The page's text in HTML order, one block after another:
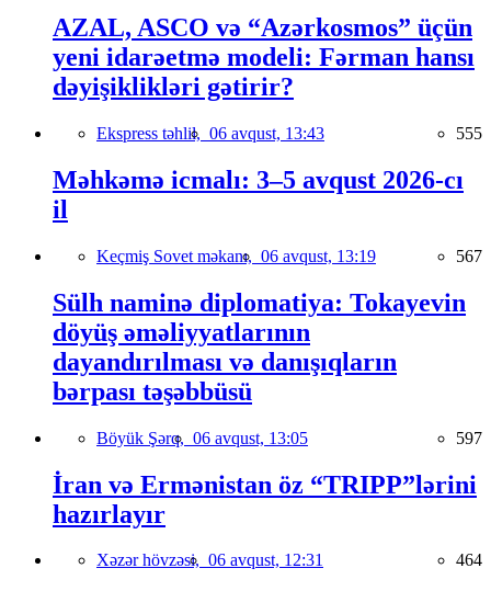
AZAL, ASCO və “Azərkosmos” üçün
yeni idarəetmə modeli: Fərman hansı
dəyişiklikləri gətirir?
Ekspress təhlil, 06 avqust, 13:43 555
Məhkəmə icmalı: 3–5 avqust 2026-cı
il
Keçmiş Sovet məkanı, 06 avqust, 13:19 567
Sülh naminə diplomatiya: Tokayevin
döyüş əməliyyatlarının
dayandırılması və danışıqların
bərpası təşəbbüsü
Böyük Şərq, 06 avqust, 13:05 597
İran və Ermənistan öz “TRIPP”lərini
hazırlayır
Xəzər hövzəsi, 06 avqust, 12:31 464